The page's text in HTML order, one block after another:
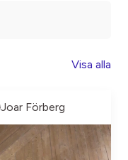
Visa alla
Joar Förberg